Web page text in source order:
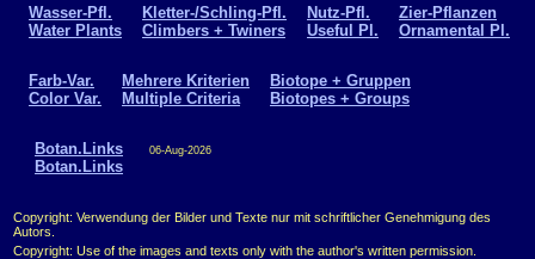
Wasser-Pfl.
Water Plants
Kletter-/Schling-Pfl.
Climbers + Twiners
Nutz-Pfl.
Useful Pl.
Zier-Pflanzen
Ornamental Pl.
Farb-Var.
Color Var.
Mehrere Kriterien
Multiple Criteria
Biotope + Gruppen
Biotopes + Groups
Botan.Links
Botan.Links
06-Aug-2026
Copyright: Verwendung der Bilder und Texte nur mit schriftlicher Genehmigung des
Autors.
Copyright: Use of the images and texts only with the author's written permission.